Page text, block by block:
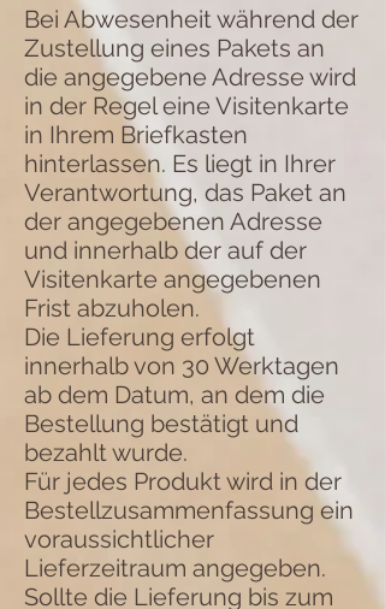
Bei Abwesenheit während der
Zustellung eines Pakets an
die angegebene Adresse wird
in der Regel eine Visitenkarte
in Ihrem Briefkasten
hinterlassen. Es liegt in Ihrer
Verantwortung, das Paket an
der angegebenen Adresse
und innerhalb der auf der
Visitenkarte angegebenen
Frist abzuholen.
Die Lieferung erfolgt
innerhalb von 30 Werktagen
ab dem Datum, an dem die
Bestellung bestätigt und
bezahlt wurde.
Für jedes Produkt wird in der
Bestellzusammenfassung ein
voraussichtlicher
Lieferzeitraum angegeben.
Sollte die Lieferung bis zum